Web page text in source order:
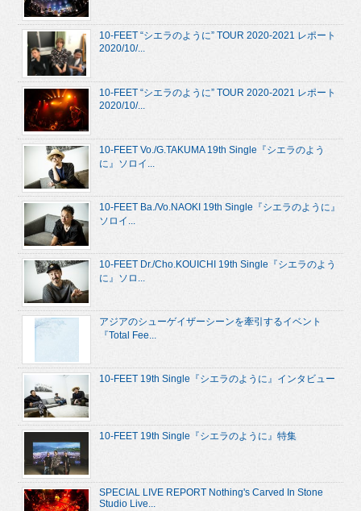
10-FEET “シエラのように” TOUR 2020-2021 レポート
2020/10/...
10-FEET “シエラのように” TOUR 2020-2021 レポート
2020/10/...
10-FEET Vo./G.TAKUMA 19th Single『シエラのよう
に』ソロイ...
10-FEET Ba./Vo.NAOKI 19th Single『シエラのように』
ソロイ...
10-FEET Dr./Cho.KOUICHI 19th Single『シエラのよう
に』ソロ...
アジアのシューゲイザーシーンを牽引するイベント
『Total Fee...
10-FEET 19th Single『シエラのように』インタビュー
10-FEET 19th Single『シエラのように』特集
SPECIAL LIVE REPORT Nothing's Carved In Stone
Studio Live...